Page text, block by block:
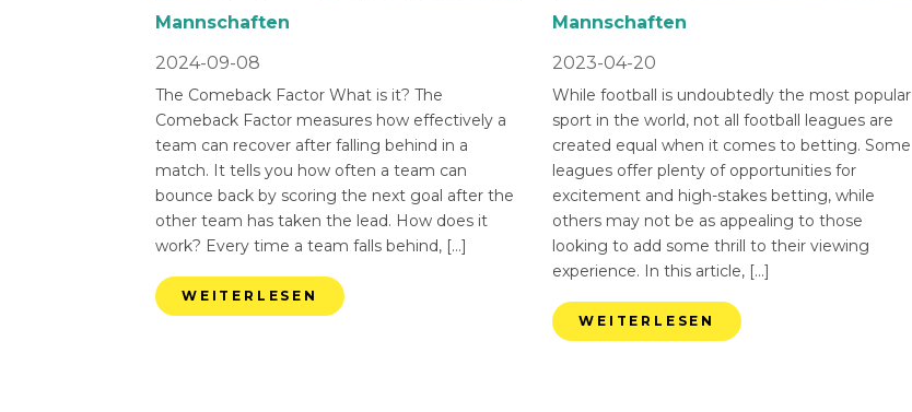
Mannschaften
2024-09-08
The Comeback Factor What is it? The
Comeback Factor measures how effectively a
team can recover after falling behind in a
match. It tells you how often a team can
bounce back by scoring the next goal after the
other team has taken the lead. How does it
work? Every time a team falls behind, […]
WEITERLESEN
Mannschaften
2023-04-20
While football is undoubtedly the most popular
sport in the world, not all football leagues are
created equal when it comes to betting. Some
leagues offer plenty of opportunities for
excitement and high-stakes betting, while
others may not be as appealing to those
looking to add some thrill to their viewing
experience. In this article, […]
WEITERLESEN